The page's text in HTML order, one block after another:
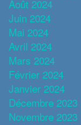
Août 2024
Juin 2024
Mai 2024
Avril 2024
Mars 2024
Février 2024
Janvier 2024
Décembre 2023
Novembre 2023